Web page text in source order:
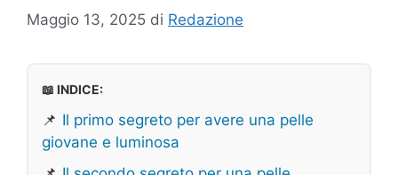
Maggio 13, 2025 di Redazione
📖 INDICE:
📌 Il primo segreto per avere una pelle
giovane e luminosa